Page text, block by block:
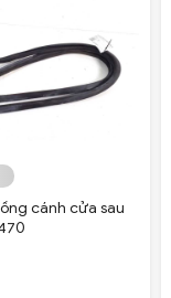
cánh cửa sau